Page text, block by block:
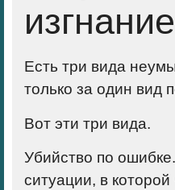
Есть три вида
только за один вид
Вот эти три вида.
Убийство по ошибке
ситуации, в